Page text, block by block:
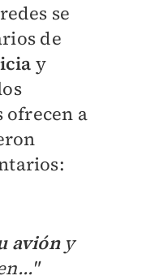
se
de
y
ofrecen a
avión y